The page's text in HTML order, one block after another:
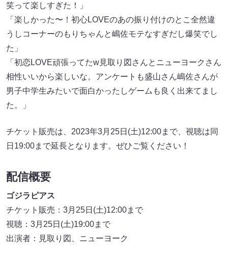
笑って楽しすぎた！」
「楽しかった〜！初心LOVEのあの振り付けのとこ全然違
うしコーナーのもりちゃんと嶋佐モテなすぎだし爆笑でし
た」
「初恋LOVE頑張ってたw見取り図さんとニューヨークさん
相性いいから楽しいな。アンケートも盛山さん嶋佐さんが
男子中学生みたいで面白かったしゲームも良く出来てまし
た。」
チケット販売は、2023年3月25日(土)12:00まで、視聴は同
日19:00まで延長となります。ぜひご覧ください！
配信概要
ゴジラピアス
チケット販売：3月25日(土)12:00まで
視聴：3月25日(土)19:00まで
出演者：見取り図、ニューヨーク